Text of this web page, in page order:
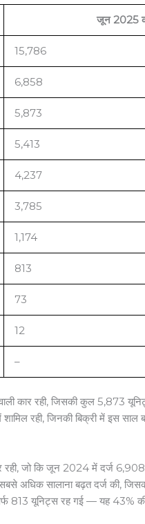
जून 2025
15,786
6,858
5,873
5,413
4,237
3,785
1,174
813
73
12
–
रही, जिसकी कुल 5,873
में शामिल रही, जिनकी बिक्री में
जो कि जून 2024 में दर्ज 6,908
अधिक सालाना बढ़त दर्ज की,
यूनिट्स रह गई — यह 43% की